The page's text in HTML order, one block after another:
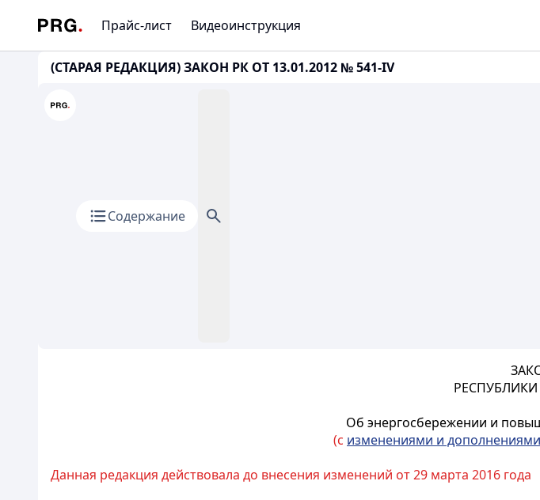
Прайс-лист Видеоинструкция
(СТАРАЯ РЕДАКЦИЯ) ЗАКОН РК ОТ 13.01.2012 № 541-IV
Содержание
РЕСПУБЛИКИ
Об энергосбережении и
(с изменениями и дополнениями
Данная редакция действовала до внесения изменений от 29 марта 2016 года